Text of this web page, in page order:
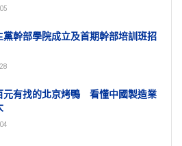
黨幹部學院成立及首期幹部培訓班招
元有找的北京烤鴨 看懂中國製造業